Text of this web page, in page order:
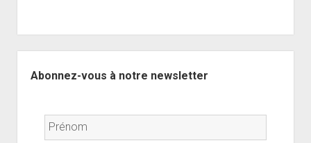
Abonnez-vous à notre newsletter